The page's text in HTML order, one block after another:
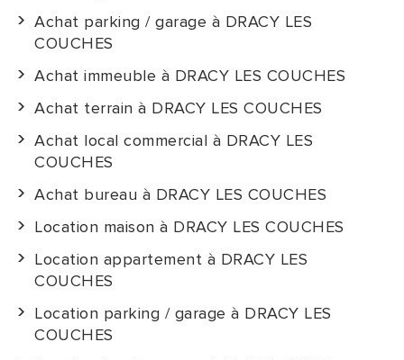
Achat parking / garage à DRACY LES
COUCHES
Achat immeuble à DRACY LES COUCHES
Achat terrain à DRACY LES COUCHES
Achat local commercial à DRACY LES
COUCHES
Achat bureau à DRACY LES COUCHES
Location maison à DRACY LES COUCHES
Location appartement à DRACY LES
COUCHES
Location parking / garage à DRACY LES
COUCHES